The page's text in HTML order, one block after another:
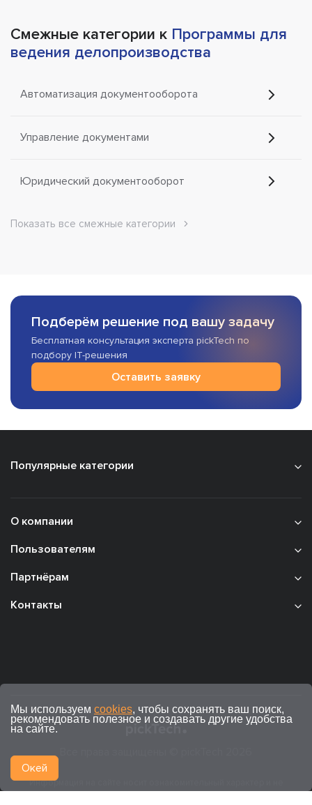
Смежные категории к Программы для
ведения делопроизводства
Автоматизация документооборота
Управление документами
Юридический документооборот
Показать все смежные категории
Подберём решение под вашу задачу
Бесплатная консультация эксперта pickTech по
подбору IT-решения
Оставить заявку
Популярные категории
О компании
Пользователям
Партнёрам
Контакты
Информация на сайте носит ознакомительный характер и не
Мы используем cookies, чтобы сохранять ваш поиск,
рекомендовать полезное и создавать другие удобства
на сайте.
Окей